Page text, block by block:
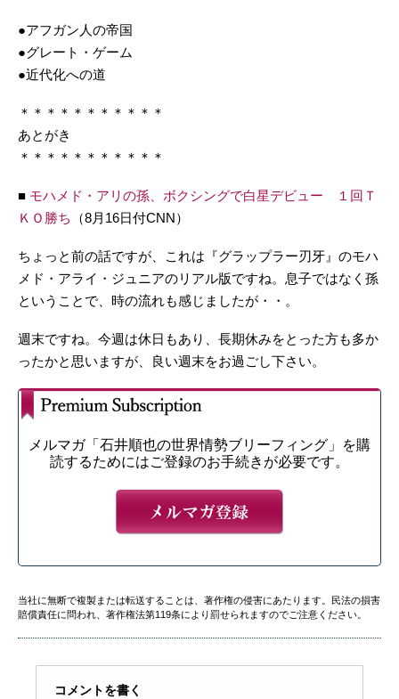
●アフガン人の帝国
●グレート・ゲーム
●近代化への道
＊＊＊＊＊＊＊＊＊＊＊
あとがき
＊＊＊＊＊＊＊＊＊＊＊
■ モハメド・アリの孫、ボクシングで白星デビュー １回Ｔ
ＫＯ勝ち
（8月16日付CNN）
ちょっと前の話ですが、これは『グラップラー刃牙』のモハ
メド・アライ・ジュニアのリアル版ですね。息子ではなく孫
ということで、時の流れも感じましたが・・。
週末ですね。今週は休日もあり、長期休みをとった方も多か
ったかと思いますが、良い週末をお過ごし下さい。
メルマガ「石井順也の世界情勢ブリーフィング」を購
読するためにはご登録のお手続きが必要です。
当社に無断で複製または転送することは、著作権の侵害にあたります。民法の損害
賠償責任に問われ、著作権法第119条により罰せられますのでご注意ください。
コメントを書く